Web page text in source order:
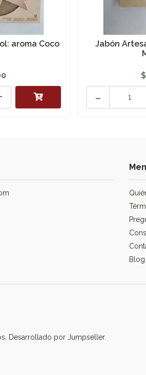
aroma Coco
Jabón
-
Blog
Desarrollado por Jumpseller.